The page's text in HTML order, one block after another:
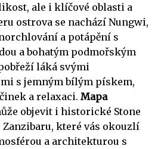
ale i klíčové oblasti a
ostrova se nachází Nungwi,
a potápění s
a bohatým podmořským
láká svými
s jemným bílým pískem,
a relaxaci. Mapa
objevit i historické Stone
které vás okouzlí
a architekturou s